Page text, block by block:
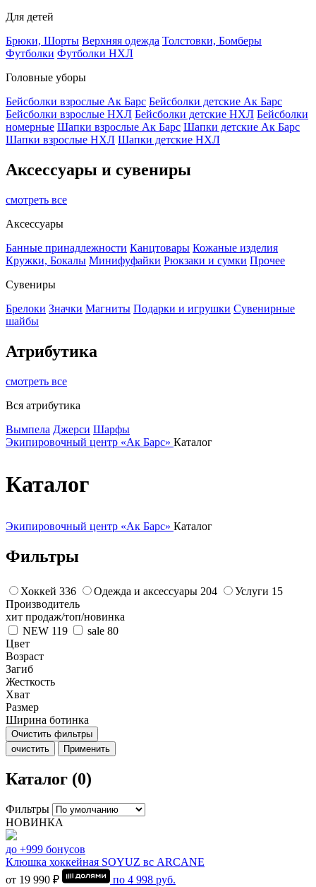
Для детей
Брюки, Шорты Верхняя одежда Толстовки, Бомберы
Футболки Футболки НХЛ
Головные уборы
Бейсболки взрослые Ак Барс Бейсболки детские Ак Барс
Бейсболки взрослые НХЛ Бейсболки детские НХЛ Бейсболки
номерные Шапки взрослые Ак Барс Шапки детские Ак Барс
Шапки взрослые НХЛ Шапки детские НХЛ
Аксессуары и сувениры
смотреть все
Аксессуары
Банные принадлежности Канцтовары Кожаные изделия
Кружки, Бокалы Минифуфайки Рюкзаки и сумки Прочее
Сувениры
Брелоки Значки Магниты Подарки и игрушки Сувенирные
шайбы
Атрибутика
смотреть все
Вся атрибутика
Вымпела Джерси Шарфы
Экипировочный центр «Ак Барс» Каталог
Каталог
Экипировочный центр «Ак Барс» Каталог
Фильтры
Хоккей 336 Одежда и аксессуары 204 Услуги 15
Производитель
хит продаж/топ/новинка
NEW 119 sale 80
Цвет
Возраст
Загиб
Жесткость
Хват
Размер
Ширина ботинка
Очистить фильтры
очистить
Применить
Каталог (0)
Фильтры
НОВИНКА
до +999 бонусов
Клюшка хоккейная SOYUZ вс ARCANE
от 19 990 ₽
по 4 998 руб.